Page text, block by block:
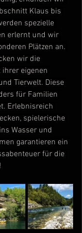
Klaus bis
spezielle
erlernt und wir
Plätzen an.
wir die
eigenen
Tierwelt. Diese
für Familien
Erlebnisreich
spielerische
Wasser und
garantieren ein
für die